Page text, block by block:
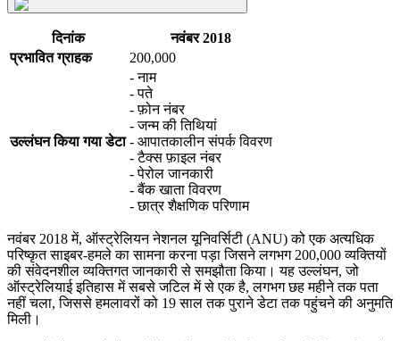
दिनांक
नवंबर 2018
प्रभावित ग्राहक
200,000
उल्लंघन किया गया डेटा
- नाम
- पते
- फ़ोन नंबर
- जन्म की तिथियां
- आपातकालीन संपर्क विवरण
- टैक्स फ़ाइल नंबर
- पेरोल जानकारी
- बैंक खाता विवरण
- छात्र शैक्षणिक परिणाम
नवंबर 2018 में, ऑस्ट्रेलियन नेशनल यूनिवर्सिटी (ANU) को एक अत्यधिक
परिष्कृत साइबर-हमले का सामना करना पड़ा जिसने लगभग 200,000 व्यक्तियों
की संवेदनशील व्यक्तिगत जानकारी से समझौता किया। यह उल्लंघन, जो
ऑस्ट्रेलियाई इतिहास में सबसे जटिल में से एक है, लगभग छह महीने तक पता
नहीं चला, जिससे हमलावरों को 19 साल तक पुराने डेटा तक पहुंचने की अनुमति
मिली।